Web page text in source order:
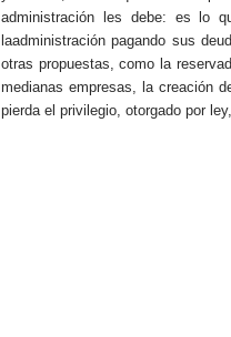
administración les debe: es lo
laadministración pagando sus
otras propuestas, como la
medianas empresas, la creación
pierda el privilegio, otorgado por